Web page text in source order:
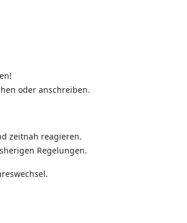
oder anschreiben.
zeitnah reagieren.
Regelungen.